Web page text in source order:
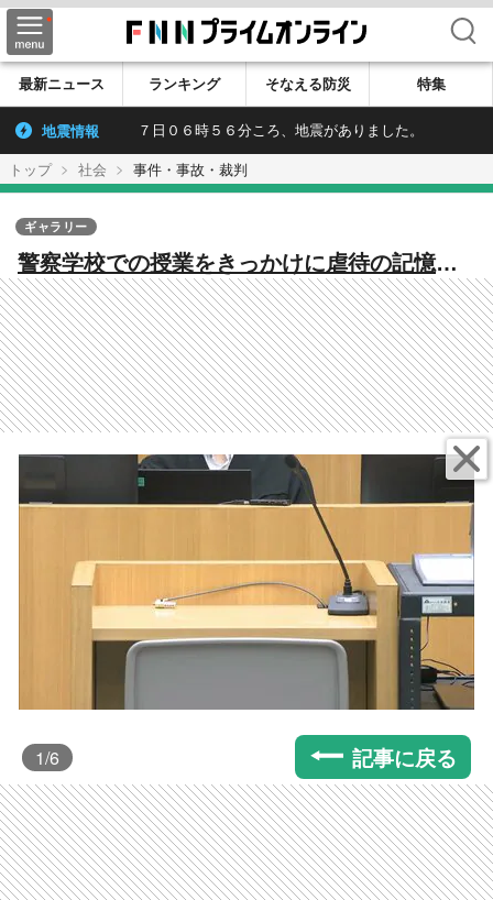
検索
最新ニュース ランキング そなえる防災 特集
地震情報 ７日０６時５６分ころ、地震がありました。
トップ 社会 事件・事故・裁判
警察学校での授業をきっかけに虐待の記憶が
よみがえり退職後には別人格“亮くん”と“ボウ
イ”の存在を認識 祖父母と兄殺害の罪で起訴
された元警察官の裁判
ギャラリー
1/6 記事に戻る